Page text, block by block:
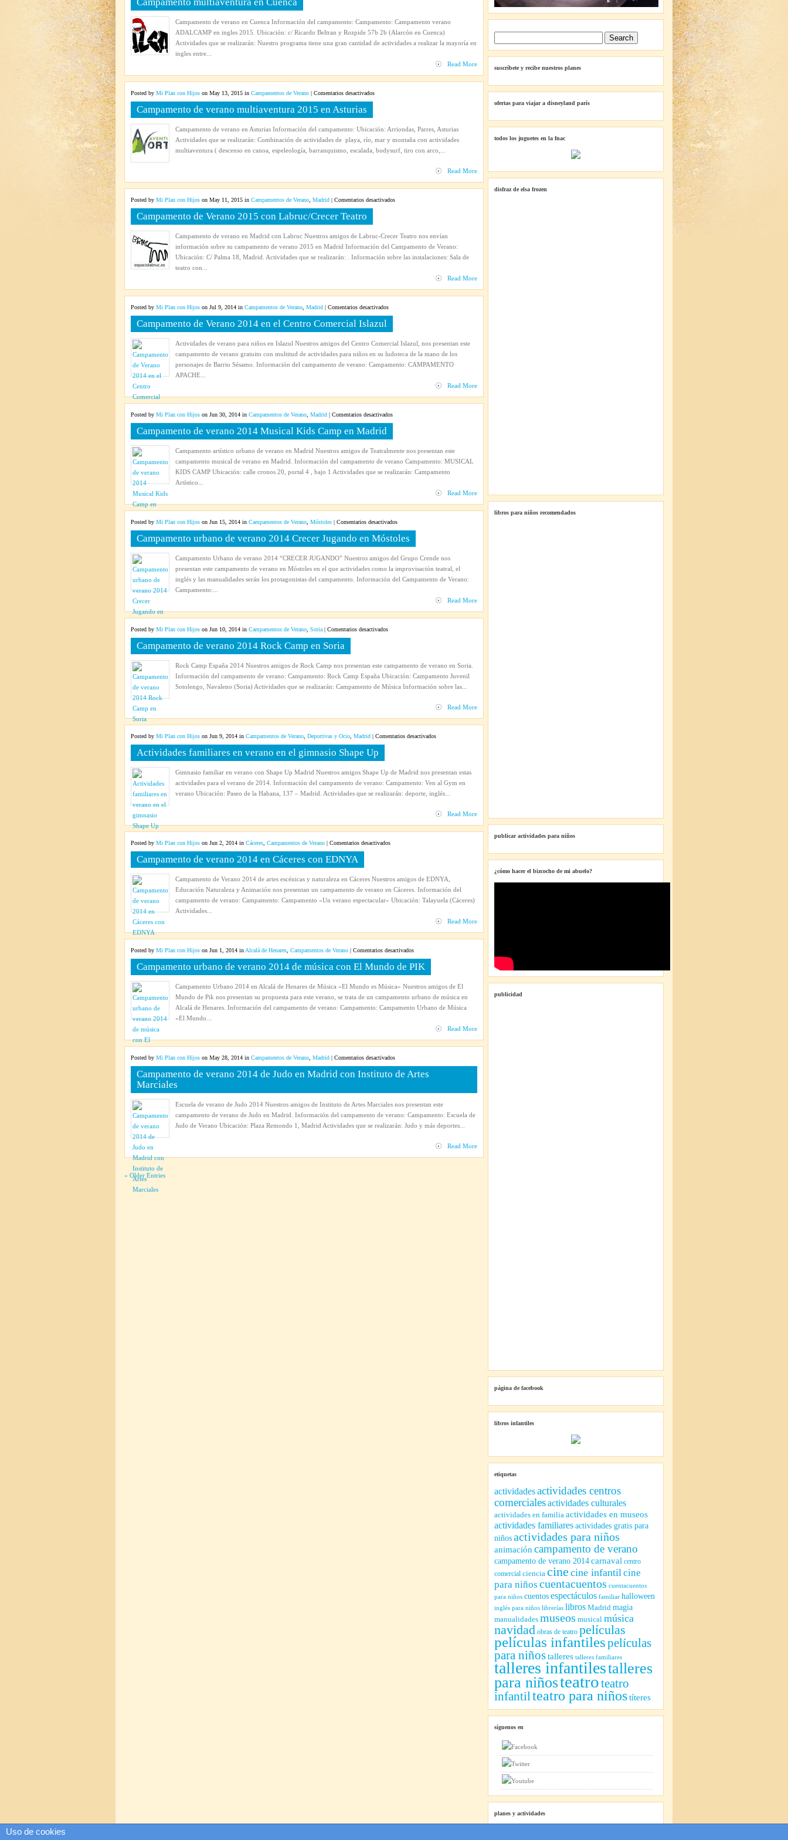
Cuenca
Campamento de verano en Cuenca Información del campamento: Campamento: Campamento verano
ADALCAMP en ingles 2015. Ubicación: c/ Ricardo Beltran y Rozpide 57b 2b (Alarcón en Cuenca)
Actividades que se realizarán: Nuestro programa tiene una gran cantidad de actividades a realizar la mayoría en
ingles entre...
Read More
Posted by Mi Plan con Hijos on May 13, 2015 in Campamentos de Verano | Comentarios desactivadosen
Campamento de verano multiaventura 2015 en Asturias
Campamento de verano en Asturias Información del campamento: Ubicación: Arriondas, Parres, Asturias
Actividades que se realizarán: Combinación de actividades de playa, río, mar y montaña con actividades
multiaventura ( descenso en canoa, espeleología, barranquismo, escalada, bodysurf, tiro con arco,...
Read More
Posted by Mi Plan con Hijos on May 11, 2015 in Campamentos de Verano Madrid | Comentarios desactivadosen
Campamento de Verano 2015 con Labruc/Crecer Teatro
Campamento de verano en Madrid con Labruc Nuestros amigos de Labruc-Crecer Teatro nos envían
información sobre su campamento de verano 2015 en Madrid Información del Campamento de Verano:
Ubicación: C/ Palma 18, Madrid. Actividades que se realizarán: . Información sobre las instalaciones: Sala de
teatro con...
Read More
Posted by Mi Plan con Hijos on Jul 9, 2014 in Campamentos de Verano Madrid | Comentarios desactivadosen
Campamento
Campamento de Verano 2014 en el Centro Comercial Islazul
Actividades de verano para niños en Islazul Nuestros amigos del Centro Comercial Islazul, nos presentan este
campamento de verano gratuito con multitud de actividades para niños en su ludoteca de la mano de los
personajes de Barrio Sésamo. Información del campamento de verano: Campamento: CAMPAMENTO
APACHE...
Read More
Posted by Mi Plan con Hijos on Jun 30, 2014 in Campamentos de Verano Madrid | Comentarios desactivadosen
Campamento
Campamento de verano 2014 Musical Kids Camp en Madrid
Campamento artístico urbano de verano en Madrid Nuestros amigos de Teatralmente nos presentan este
campamento musical de verano en Madrid. Información del campamento de verano Campamento: MUSICAL
KIDS CAMP Ubicación: calle cronos 20, portal 4 , bajo 1 Actividades que se realizarán: Campamento
Artístico...
Read More
Posted by Mi Plan con Hijos on Jun 15, 2014 in Campamentos de Verano Móstoles | Comentarios desactivadosen
Campamento
urbano
verano
2014
Campamento urbano de verano 2014 Crecer Jugando en Móstoles
Campamento Urbano de verano 2014 “CRECER JUGANDO” Nuestros amigos del Grupo Crende nos
presentan este campamento de verano en Móstoles en el que actividades como la improvisación teatral, el
inglés y las manualidades serán los protagonistas del campamento. Información del Campamento de Verano:
Campamento:...
Read More
Posted by Mi Plan con Hijos on Jun 10, 2014 in Campamentos de Verano Soria | Comentarios desactivadosen
2014
Campamento de verano 2014 Rock Camp en Soria
Rock Camp España 2014 Nuestros amigos de Rock Camp nos presentan este campamento de verano en Soria.
Información del campamento de verano: Campamento: Rock Camp España Ubicación: Campamento Juvenil
Sotolengo, Navaleno (Soria) Actividades que se realizarán: Campamento de Música Información sobre las...
Read More
Posted by Mi Plan con Hijos on Jun 9, 2014 in Campamentos de Verano Deportivas y Ocio Madrid | Comentarios desactivadosen
el
Up
Actividades familiares en verano en el gimnasio Shape Up
Gimnasio familiar en verano con Shape Up Madrid Nuestros amigos Shape Up de Madrid nos presentan estas
actividades para el verano de 2014. Información del campamento de verano: Campamento: Ven al Gym en
verano Ubicación: Paseo de la Habana, 137 – Madrid. Actividades que se realizarán: deporte, inglés...
Read More
Posted by Mi Plan con Hijos on Jun 2, 2014 in Cáceres Campamentos de Verano | Comentarios desactivadosen
Campamento de verano 2014 en Cáceres con EDNYA
Campamento de Verano 2014 de artes escénicas y naturaleza en Cáceres Nuestros amigos de EDNYA,
Educación Naturaleza y Animación nos presentan un campamento de verano en Cáceres. Información del
campamento de verano: Campamento: Campamento «Un verano espectacular» Ubicación: Talayuela (Cáceres)
Actividades...
Read More
Posted by Mi Plan con Hijos on Jun 1, 2014 in Alcalá de Henares Campamentos de Verano | Comentarios desactivadosen
Campamento
urbano
de
PIK
Campamento urbano de verano 2014 de música con El Mundo de PIK
Campamento Urbano 2014 en Alcalá de Henares de Música «El Mundo es Música» Nuestros amigos de El
Mundo de Pik nos presentan su propuesta para este verano, se trata de un campamento urbano de música en
Alcalá de Henares. Información del campamento de verano: Campamento: Campamento Urbano de Música
«El Mundo...
Read More
Posted by Mi Plan con Hijos on May 28, 2014 in Campamentos de Verano Madrid | Comentarios desactivadosen
Campamento
de
Campamento de verano 2014 de Judo en Madrid con Instituto de Artes
Marciales
Escuela de verano de Judo 2014 Nuestros amigos de Instituto de Artes Marciales nos presentan este
campamento de verano de Judo en Madrid. Información del campamento de verano: Campamento: Escuela de
Judo de Verano Ubicación: Plaza Remondo 1, Madrid Actividades que se realizarán: Judo y más deportes...
Read More
« Older Entries
suscríbete y recibe nuestros planes
ofertas para viajar a disneyland parís
todos los juguetes en la fnac
disfraz de elsa frozen
libros para niños recomendados
publicar actividades para niños
¿cómo hacer el bizcocho de mi abuelo?
publicidad
página de facebook
libros infantiles
etiquetas
actividadesactividades centros
comercialesactividades culturales
actividades en familia actividades en museos
actividades familiaresactividades gratis para
niñosactividades para niños
animación campamento de verano
campamento de verano 2014carnaval centro
comercial ciencia cine cine infantilcine
para niños cuentacuentos cuentacuentos
para niños cuentosespectáculos familiar halloween
inglés para niños librerías libros Madrid magia
manualidades museos musical música
navidad obras de teatro películas
películas infantilespelículas
para niñostalleres talleres familiares
talleres infantilestalleres
para niñosteatroteatro
infantilteatro para niñostíteres
síguenos en
planes y actividades
Uso de cookies